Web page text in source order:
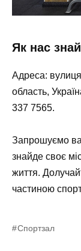
Як нас
Адреса:
область,
337 7565.
Запрошуємо
знайде своє
життя.
частиною
Спортзал